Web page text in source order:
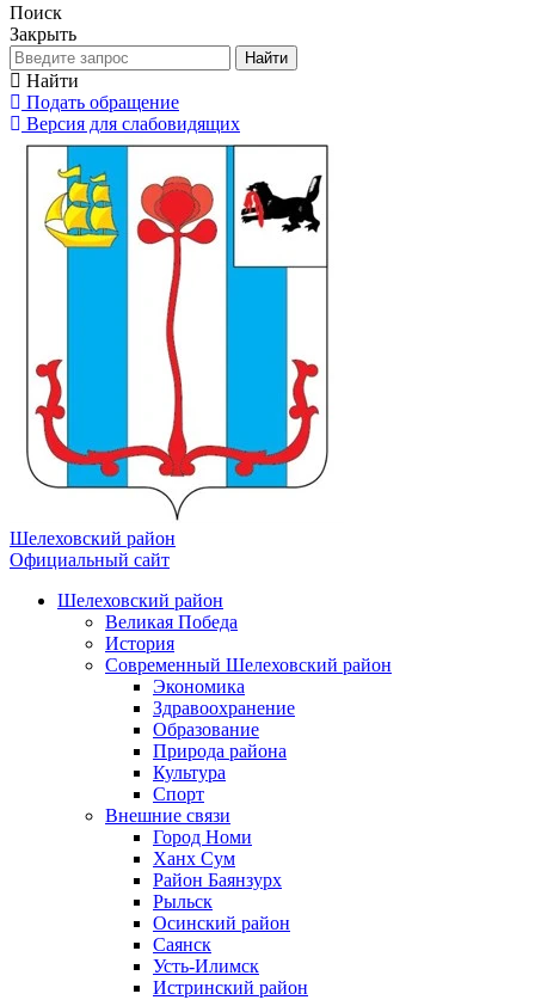
Поиск
Закрыть
Найти
Найти
Подать обращение
Версия для слабовидящих
Шелеховский район
Официальный сайт
Шелеховский район
Великая Победа
История
Современный Шелеховский район
Экономика
Здравоохранение
Образование
Природа района
Культура
Спорт
Внешние связи
Город Номи
Ханх Сум
Район Баянзурх
Рыльск
Осинский район
Саянск
Усть-Илимск
Истринский район